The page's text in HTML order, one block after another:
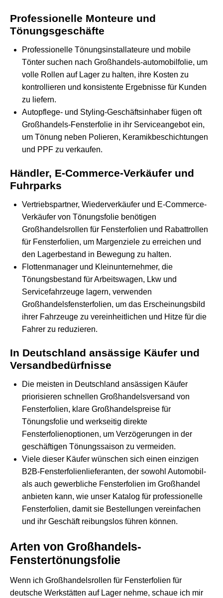
Professionelle Monteure und
Tönungsgeschäfte
Professionelle Tönungsinstallateure und mobile
Tönter suchen nach Großhandels-automobilfolie, um
volle Rollen auf Lager zu halten, ihre Kosten zu
kontrollieren und konsistente Ergebnisse für Kunden
zu liefern.
Autopflege- und Styling-Geschäftsinhaber fügen oft
Großhandels-Fensterfolie in ihr Serviceangebot ein,
um Tönung neben Polieren, Keramikbeschichtungen
und PPF zu verkaufen.
Händler, E-Commerce-Verkäufer und
Fuhrparks
Vertriebspartner, Wiederverkäufer und E-Commerce-
Verkäufer von Tönungsfolie benötigen
Großhandelsrollen für Fensterfolien und Rabattrollen
für Fensterfolien, um Margenziele zu erreichen und
den Lagerbestand in Bewegung zu halten.
Flottenmanager und Kleinunternehmer, die
Tönungsbestand für Arbeitswagen, Lkw und
Servicefahrzeuge lagern, verwenden
Großhandelsfensterfolien, um das Erscheinungsbild
ihrer Fahrzeuge zu vereinheitlichen und Hitze für die
Fahrer zu reduzieren.
In Deutschland ansässige Käufer und
Versandbedürfnisse
Die meisten in Deutschland ansässigen Käufer
priorisieren schnellen Großhandelsversand von
Fensterfolien, klare Großhandelspreise für
Tönungsfolie und werkseitig direkte
Fensterfolienoptionen, um Verzögerungen in der
geschäftigen Tönungssaison zu vermeiden.
Viele dieser Käufer wünschen sich einen einzigen
B2B-Fensterfolienlieferanten, der sowohl Automobil-
als auch gewerbliche Fensterfolien im Großhandel
anbieten kann, wie unser Katalog für professionelle
Fensterfolien, damit sie Bestellungen vereinfachen
und ihr Geschäft reibungslos führen können.
Arten von Großhandels-
Fenstertönungsfolie
Wenn ich Großhandelsrollen für Fensterfolien für
deutsche Werkstätten auf Lager nehme, schaue ich mir